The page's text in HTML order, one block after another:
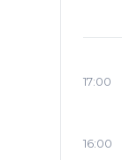
17:00
16:00